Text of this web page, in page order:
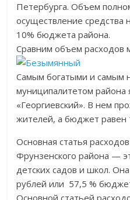
Петербурга. Объем
осуществление средства
10% бюджета района.
Сравним объем расходов
Самым богатыми и самым
муниципалитетом района
«Георгиевский». В нем
жителей, а бюджет равен
Основная статья
Фрунзенского района —
детских садов и школ.
рублей или 57,5 %
Основной статьей